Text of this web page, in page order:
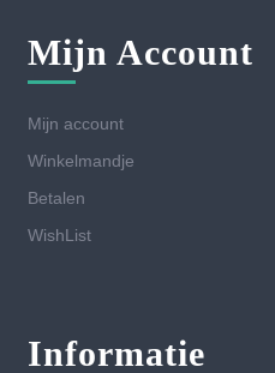
Mijn Account
Mijn account
Winkelmandje
Betalen
WishList
Informatie